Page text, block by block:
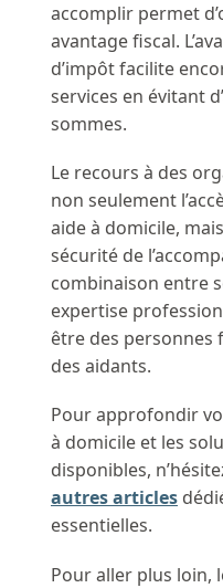
accomplir permet
avantage fiscal.
d’impôt facilite
services en évitant
sommes.
Le recours à des
non seulement
aide à domicile,
sécurité de
combinaison entre
expertise
être des personnes
des aidants.
Pour approfondir
à domicile et les
disponibles,
autres articles
essentielles.
Pour aller plus loin,